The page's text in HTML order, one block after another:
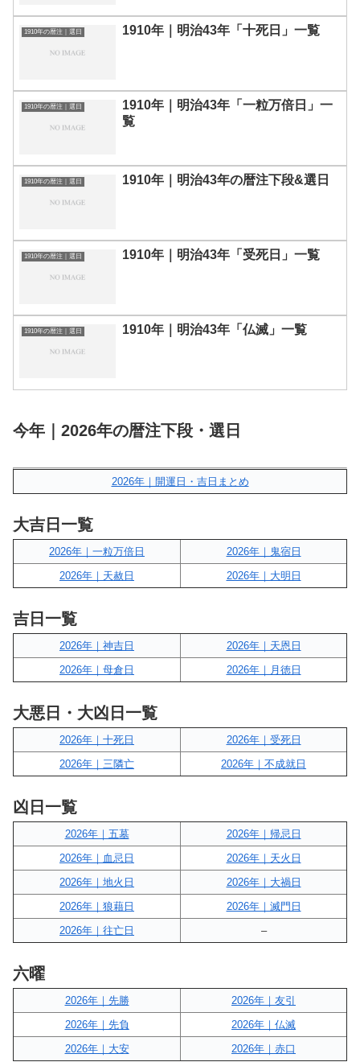
1910年の暦注｜選日 1910年｜明治43年「十死日」一覧
1910年の暦注｜選日
1910年｜明治43年「一粒万倍日」一
覧
1910年の暦注｜選日 1910年｜明治43年の暦注下段&選日
1910年の暦注｜選日 1910年｜明治43年「受死日」一覧
1910年の暦注｜選日 1910年｜明治43年「仏滅」一覧
今年｜2026年の暦注下段・選日
2026年｜開運日・吉日まとめ
大吉日一覧
2026年｜一粒万倍日
2026年｜鬼宿日
2026年｜天赦日
2026年｜大明日
吉日一覧
2026年｜神吉日
2026年｜天恩日
2026年｜母倉日
2026年｜月徳日
大悪日・大凶日一覧
2026年｜十死日
2026年｜受死日
2026年｜三隣亡
2026年｜不成就日
凶日一覧
2026年｜五墓
2026年｜帰忌日
2026年｜血忌日
2026年｜天火日
2026年｜地火日
2026年｜大禍日
2026年｜狼藉日
2026年｜滅門日
2026年｜往亡日
–
六曜
2026年｜先勝
2026年｜友引
2026年｜先負
2026年｜仏滅
2026年｜大安
2026年｜赤口